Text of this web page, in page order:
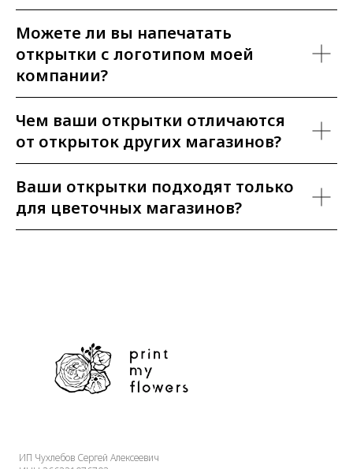
Можете ли вы напечатать
открытки с логотипом моей
компании?
Чем ваши открытки отличаются
от открыток других магазинов?
Ваши открытки подходят только
для цветочных магазинов?
ИП Чухлебов Сергей Алексеевич